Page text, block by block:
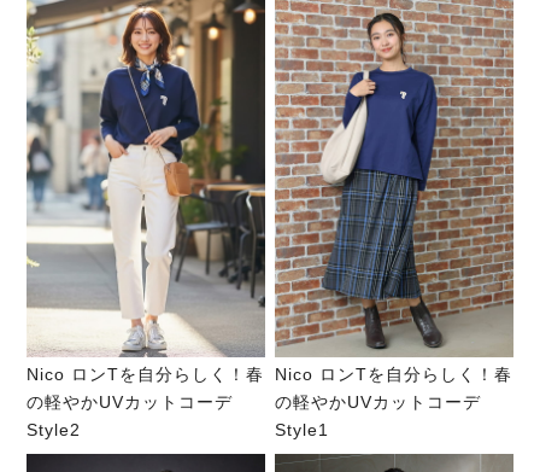
Nico ロンTを自分らしく！春
の軽やかUVカットコーデ
Style2
Nico ロンTを自分らしく！春
の軽やかUVカットコーデ
Style1